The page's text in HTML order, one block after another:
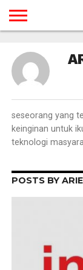
TUTORIAL
GAMES
TUTORIAL
DESAIN
TUTORIAL
ANDROID
TUTORIAL
IOS
TUTORIAL
YOUTUBE
TUTORIAL
INTERNET
TUTORIAL
WINDOWS
TUTORIAL
LINUX
TUTORIAL
MACINTOSH
TUTORIAL
MESSENGER
TUTORIAL
BLOGSPOT
TUTORIAL
WORDPRESS
TUTORIAL
TUTORIAL
SEO
TUTORIAL
WEB
SERVER
seseorang yang
keinginan untuk
teknologi
POSTS BY